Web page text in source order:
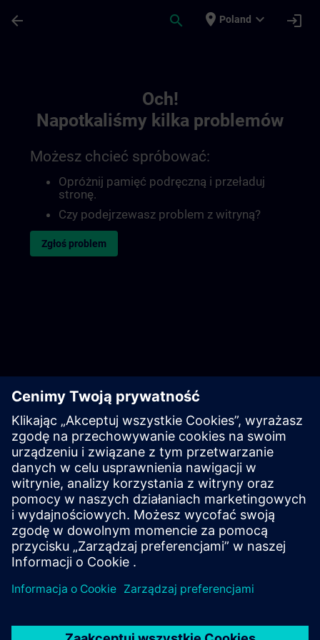
arrow_back search place Poland expand_more login
Och!
Napotkaliśmy kilka problemów
Możesz chcieć spróbować:
Opróżnij pamięć podręczną i przeładuj
stronę.
Czy podejrzewasz problem z witryną?
Zgłoś problem